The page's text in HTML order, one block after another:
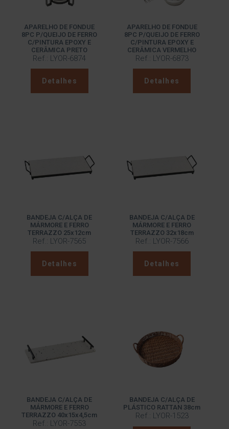
APARELHO DE FONDUE
8PC P/QUEIJO DE FERRO
C/PINTURA EPOXY E
CERÂMICA PRETO
Ref.: LYOR-6874
Detalhes
APARELHO DE FONDUE
8PC P/QUEIJO DE FERRO
C/PINTURA EPOXY E
CERÂMICA VERMELHO
Ref.: LYOR-6873
Detalhes
BANDEJA C/ALÇA DE
MÁRMORE E FERRO
TERRAZZO 25x12cm
Ref.: LYOR-7565
Detalhes
BANDEJA C/ALÇA DE
MÁRMORE E FERRO
TERRAZZO 32x18cm
Ref.: LYOR-7566
Detalhes
BANDEJA C/ALÇA DE
MÁRMORE E FERRO
TERRAZZO 40x15x4,5cm
Ref.: LYOR-7553
BANDEJA C/ALÇA DE
PLÁSTICO RATTAN 38cm
Ref.: LYOR-1523